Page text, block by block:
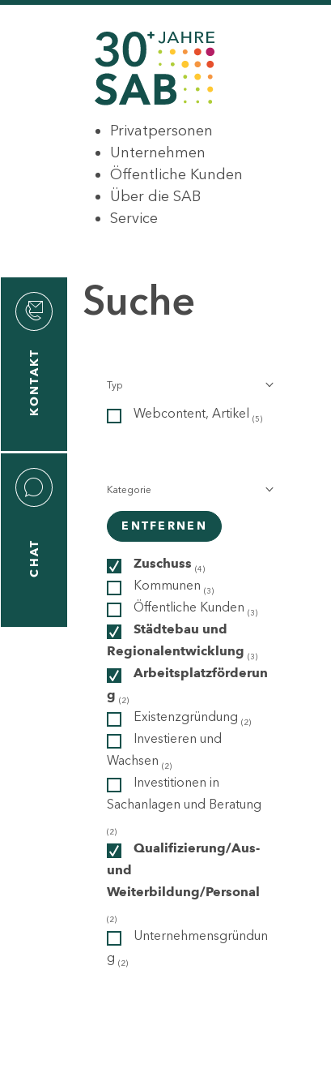
Privatpersonen
Unternehmen
Öffentliche Kunden
Über die SAB
Service
KONTAKT
CHAT
Suche
Typ
Webcontent, Artikel (5)
Kategorie
ENTFERNEN
Zuschuss (4)
Kommunen (3)
Öffentliche Kunden (3)
Städtebau und
Regionalentwicklung (3)
Arbeitsplatzförderun
g (2)
Existenzgründung (2)
Investieren und
Wachsen (2)
Investitionen in
Sachanlagen und Beratung
(2)
Qualifizierung/Aus-
und
Weiterbildung/Personal
(2)
Unternehmensgründun
g (2)